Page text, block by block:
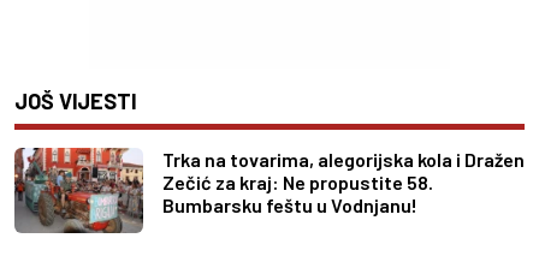
JOŠ VIJESTI
Trka na tovarima, alegorijska kola i Dražen
Zečić za kraj: Ne propustite 58.
Bumbarsku feštu u Vodnjanu!